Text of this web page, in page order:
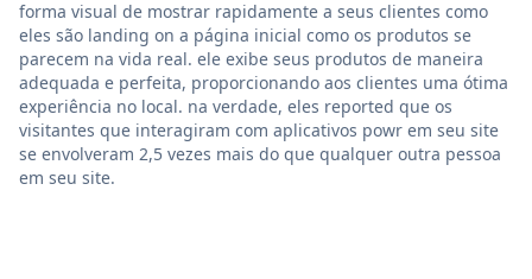
forma visual de mostrar rapidamente a seus clientes como
eles são landing on a página inicial como os produtos se
parecem na vida real. ele exibe seus produtos de maneira
adequada e perfeita, proporcionando aos clientes uma ótima
experiência no local. na verdade, eles reported que os
visitantes que interagiram com aplicativos powr em seu site
se envolveram 2,5 vezes mais do que qualquer outra pessoa
em seu site.